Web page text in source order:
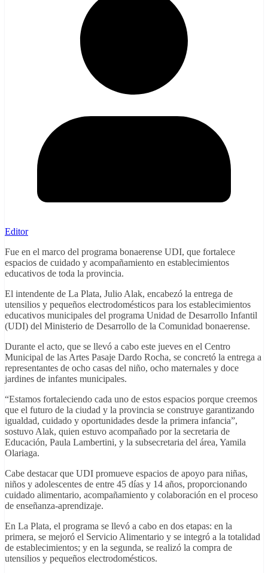
Editor
Fue en el marco del programa bonaerense UDI, que fortalece
espacios de cuidado y acompañamiento en establecimientos
educativos de toda la provincia.
El intendente de La Plata, Julio Alak, encabezó la entrega de
utensilios y pequeños electrodomésticos para los establecimientos
educativos municipales del programa Unidad de Desarrollo Infantil
(UDI) del Ministerio de Desarrollo de la Comunidad bonaerense.
Durante el acto, que se llevó a cabo este jueves en el Centro
Municipal de las Artes Pasaje Dardo Rocha, se concretó la entrega a
representantes de ocho casas del niño, ocho maternales y doce
jardines de infantes municipales.
“Estamos fortaleciendo cada uno de estos espacios porque creemos
que el futuro de la ciudad y la provincia se construye garantizando
igualdad, cuidado y oportunidades desde la primera infancia”,
sostuvo Alak, quien estuvo acompañado por la secretaria de
Educación, Paula Lambertini, y la subsecretaria del área, Yamila
Olariaga.
Cabe destacar que UDI promueve espacios de apoyo para niñas,
niños y adolescentes de entre 45 días y 14 años, proporcionando
cuidado alimentario, acompañamiento y colaboración en el proceso
de enseñanza-aprendizaje.
En La Plata, el programa se llevó a cabo en dos etapas: en la
primera, se mejoró el Servicio Alimentario y se integró a la totalidad
de establecimientos; y en la segunda, se realizó la compra de
utensilios y pequeños electrodomésticos.